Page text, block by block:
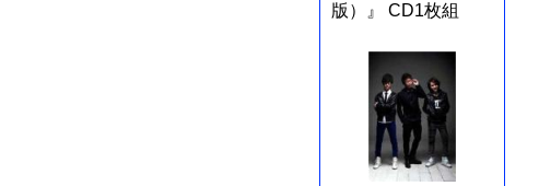
版）』 CD1枚組